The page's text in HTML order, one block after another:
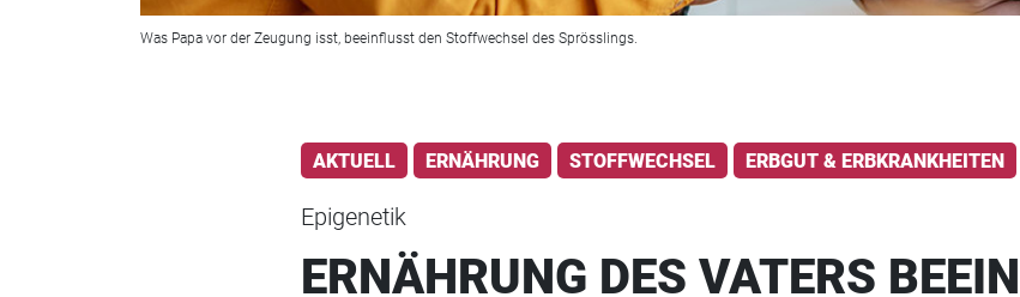
Was Papa vor der Zeugung isst, beeinflusst den Stoffwechsel des Sprösslings.
AKTUELL ERNÄHRUNG STOFFWECHSEL ERBGUT & ERBKRANKHEITEN
Epigenetik
ERNÄHRUNG DES VATERS